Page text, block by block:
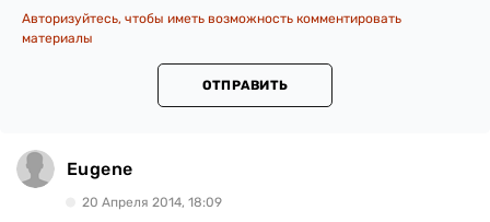
Авторизуйтесь, чтобы иметь возможность комментировать
материалы
ОТПРАВИТЬ
Eugene
20 Апреля 2014, 18:09